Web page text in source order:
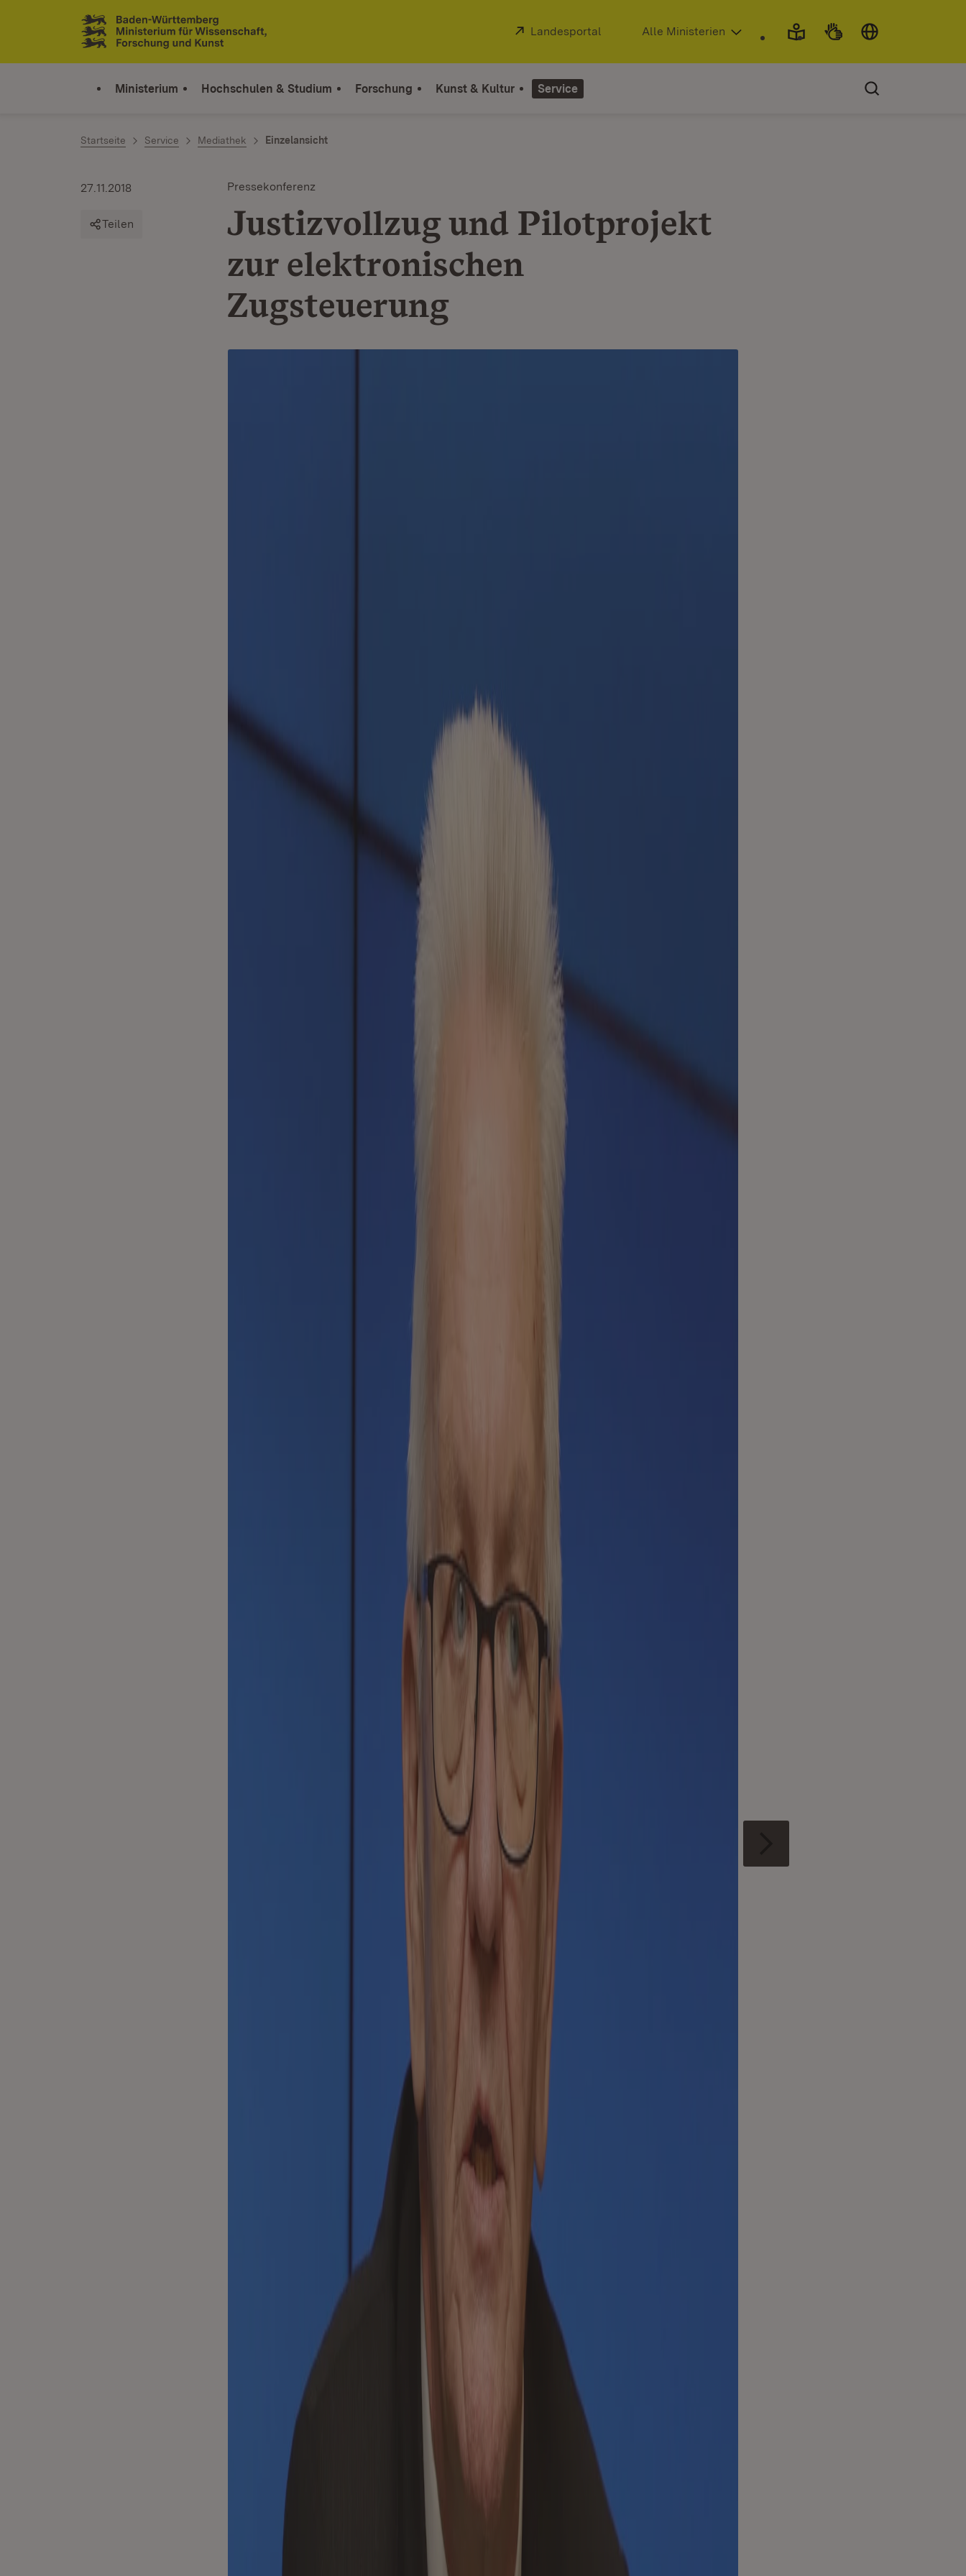
Zum Inhalt springen
Link zur Startseite
Extern:
Landesportal (Öffnet in neuem Fenster)
Alle Ministerien
Ministerium Hochschulen & Studium Forschung Kunst & Kultur Service
Startseite Service Mediathek Einzelansicht
Pressekonferenz
Justizvollzug und Pilotprojekt
zur elektronischen
Zugsteuerung
27.11.2018
Teilen